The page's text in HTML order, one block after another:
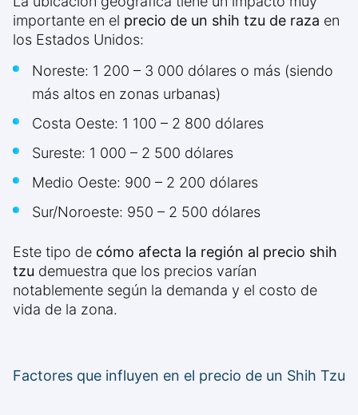
importante en el precio de un shih tzu de raza en
los Estados Unidos:
Noreste: 1 200 – 3 000 dólares o más (siendo
más altos en zonas urbanas)
Costa Oeste: 1 100 – 2 800 dólares
Sureste: 1 000 – 2 500 dólares
Medio Oeste: 900 – 2 200 dólares
Sur/Noroeste: 950 – 2 500 dólares
Este tipo de cómo afecta la región al precio shih
tzu demuestra que los precios varían
notablemente según la demanda y el costo de
vida de la zona.
Factores que influyen en el precio de un Shih Tzu